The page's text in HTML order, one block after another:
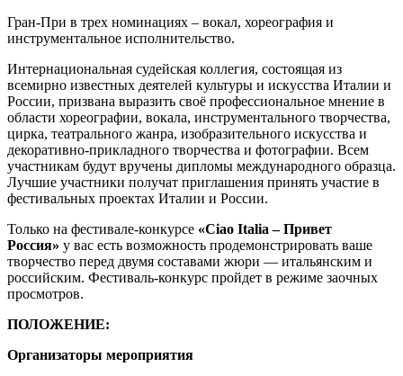
Гран-При в трех номинациях – вокал, хореография и
инструментальное исполнительство.
Интернациональная судейская коллегия, состоящая из
всемирно известных деятелей культуры и искусства Италии и
России, призвана выразить своё профессиональное мнение в
области хореографии, вокала, инструментального творчества,
цирка, театрального жанра, изобразительного искусства и
декоративно-прикладного творчества и фотографии. Всем
участникам будут вручены дипломы международного образца.
Лучшие участники получат приглашения принять участие в
фестивальных проектах Италии и России.
Только на фестивале-конкурсе «Ciao Italia – Привет
Россия» у вас есть возможность продемонстрировать ваше
творчество перед двумя составами жюри — итальянским и
российским. Фестиваль-конкурс пройдет в режиме заочных
просмотров.
ПОЛОЖЕНИЕ:
Организаторы мероприятия